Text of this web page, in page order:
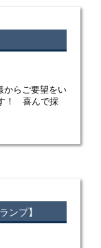
らご要望をい
！ 喜んで採
ンプ】